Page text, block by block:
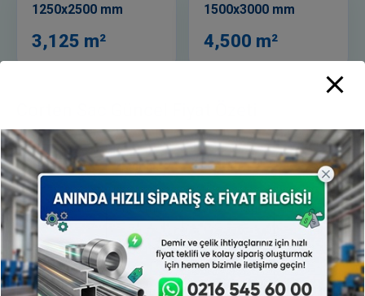
1250x2500 mm
3,125 m²
1500x3000 mm
4,500 m²
Ürün Kalınlık kg Fiyatı ton Fiyatı
Corten Sac 1,00 mm 90,32 TL/kg 90.317 TL/ton
Corten Sac 1,50 mm 90,32 TL/kg 90.317 TL/ton
Corten Sac 2,00 mm 78,43 TL/kg 78.433 TL/ton